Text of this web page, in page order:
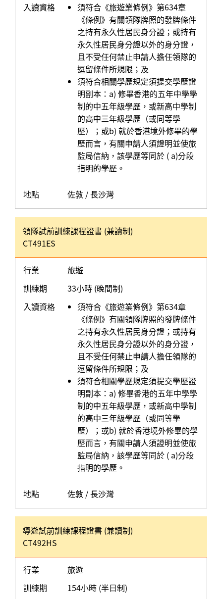
入讀資格
須符合《旅遊業條例》第634章
《條例》有關領隊牌照的發牌條件
之持有永久性居民身分證；或持有
永久性居民身分證以外的身分證，
且不受任何禁止申請人擔任領隊的
逗留條件所規限；及
須符合相關學歷規定須提交學歷證
明副本：a) 修畢香港的五年中學學
制的中五年級學歷，或新高中學制
的高中三年級學歷（或同等學
歷）；或b) 就於香港境外修畢的學
歷而言，有關申請人須證明並使旅
監局信納，該學歷等同於 ( a)分段
指明的學歷。
地點 佐敦 / 長沙灣
領隊試前訓練課程證書 (兼讀制)
CT491ES
行業
旅遊
訓練期
33小時 (晚間制)
入讀資格
須符合《旅遊業條例》第634章
《條例》有關領隊牌照的發牌條件
之持有永久性居民身分證；或持有
永久性居民身分證以外的身分證，
且不受任何禁止申請人擔任領隊的
逗留條件所規限；及
須符合相關學歷規定須提交學歷證
明副本：a) 修畢香港的五年中學學
制的中五年級學歷，或新高中學制
的高中三年級學歷（或同等學
歷）；或b) 就於香港境外修畢的學
歷而言，有關申請人須證明並使旅
監局信納，該學歷等同於 ( a)分段
指明的學歷。
地點 佐敦 / 長沙灣
導遊試前訓練課程證書 (兼讀制)
CT492HS
行業
旅遊
訓練期
154小時 (半日制)